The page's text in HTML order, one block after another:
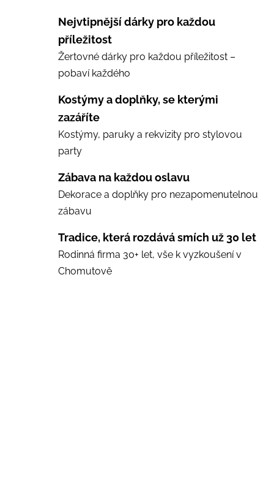
Nejvtipnější dárky pro každou
příležitost
Žertovné dárky pro každou příležitost –
pobaví každého
Kostýmy a doplňky, se kterými
zazáříte
Kostýmy, paruky a rekvizity pro stylovou
party
Zábava na každou oslavu
Dekorace a doplňky pro nezapomenutelnou
zábavu
Tradice, která rozdává smích už 30 let
Rodinná firma 30+ let, vše k vyzkoušení v
Chomutově